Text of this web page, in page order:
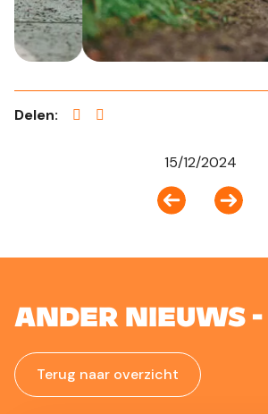
Delen:
15/12/2024
Ander nieuws -
Terug naar overzicht